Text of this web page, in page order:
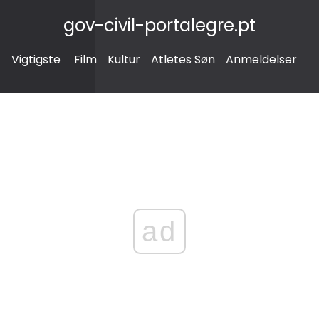
gov-civil-portalegre.pt
Vigtigste Film Kultur Atletes Søn Anmeldelser
ad